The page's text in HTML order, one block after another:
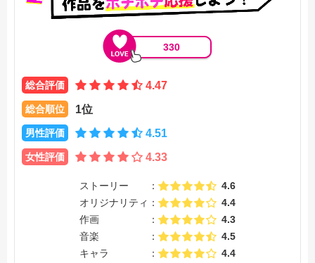
330
総合評価 4.47
総合順位 1位
男性評価 4.51
女性評価 4.33
ストーリー
4.6
オリジナリティ
4.4
作画
4.3
音楽
4.5
キャラ
4.4